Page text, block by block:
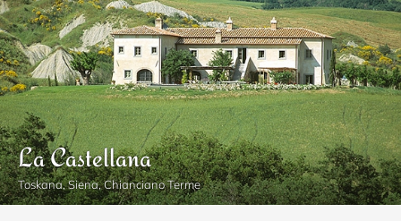
La Castellana
Toskana, Siena, Chianciano Terme